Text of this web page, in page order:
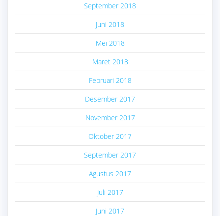
September 2018
Juni 2018
Mei 2018
Maret 2018
Februari 2018
Desember 2017
November 2017
Oktober 2017
September 2017
Agustus 2017
Juli 2017
Juni 2017